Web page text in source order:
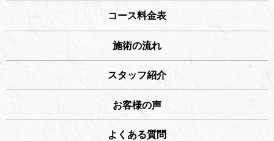
コース料金表
施術の流れ
スタッフ紹介
お客様の声
よくある質問